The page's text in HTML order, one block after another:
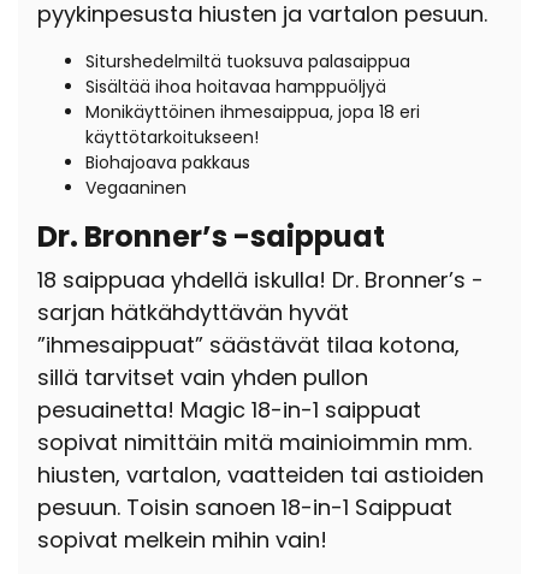
pyykinpesusta hiusten ja vartalon pesuun.
Siturshedelmiltä tuoksuva palasaippua
Sisältää ihoa hoitavaa hamppuöljyä
Monikäyttöinen ihmesaippua, jopa 18 eri
käyttötarkoitukseen!
Biohajoava pakkaus
Vegaaninen
Dr. Bronner’s -saippuat
18 saippuaa yhdellä iskulla! Dr. Bronner’s -
sarjan hätkähdyttävän hyvät
”ihmesaippuat” säästävät tilaa kotona,
sillä tarvitset vain yhden pullon
pesuainetta! Magic 18-in-1 saippuat
sopivat nimittäin mitä mainioimmin mm.
hiusten, vartalon, vaatteiden tai astioiden
pesuun. Toisin sanoen 18-in-1 Saippuat
sopivat melkein mihin vain!